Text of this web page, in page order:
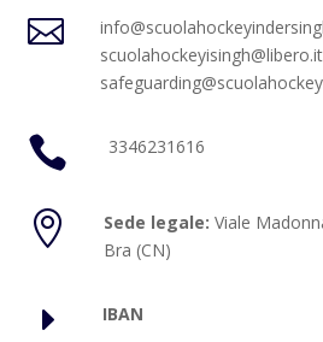

scuolahockeyisingh@libero.it
 3346231616
 Sede legale: Viale
Bra (CN)
E IBAN